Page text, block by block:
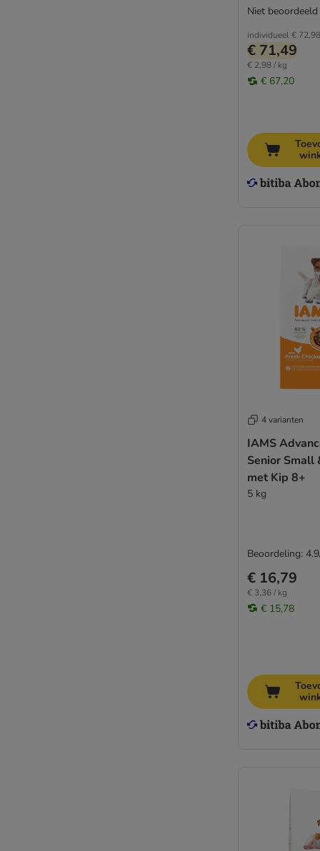
individueel€ 72,98
€ 71,49
€ 2,98 / kg
€ 67,20
Niet beoordeeld
4 varianten
IAMS
Senior Small
met Kip 8+
5 kg
€ 16,79
€ 3,36 / kg
€ 15,78
Beoordeling: